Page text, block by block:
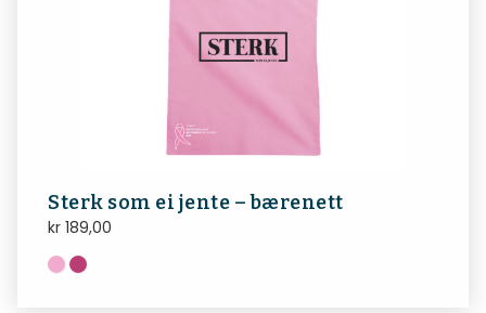
Sterk som ei jente – bærenett
kr 189,00